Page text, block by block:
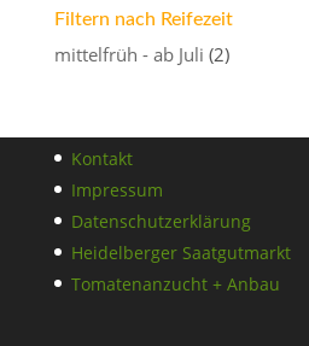
Filtern nach Reifezeit
mittelfrüh - ab Juli (2)
Kontakt
Impressum
Datenschutzerklärung
Heidelberger Saatgutmarkt
Tomatenanzucht + Anbau